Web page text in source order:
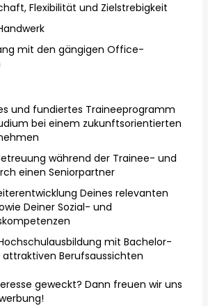
Flexibilität und Zielstrebigkeit
mit den gängigen Office-
und fundiertes Traineeprogramm
bei einem zukunftsorientierten
während der Trainee- und
einen Seniorpartner
Deines relevanten
Deiner Sozial- und
mit Bachelor-
attraktiven Berufsaussichten
geweckt? Dann freuen wir uns